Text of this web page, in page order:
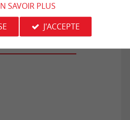
vendredi après-midi à
SAVOIR PLUS
J'ACCEPTE